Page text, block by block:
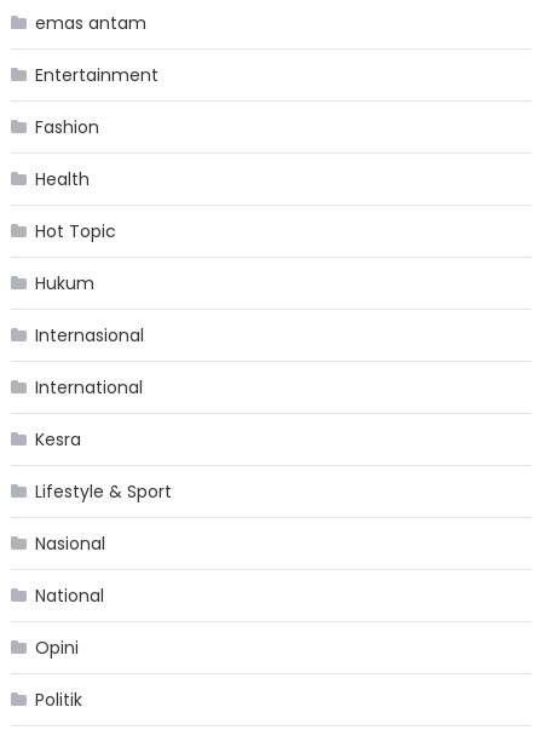
emas antam
Entertainment
Fashion
Health
Hot Topic
Hukum
Internasional
International
Kesra
Lifestyle & Sport
Nasional
National
Opini
Politik